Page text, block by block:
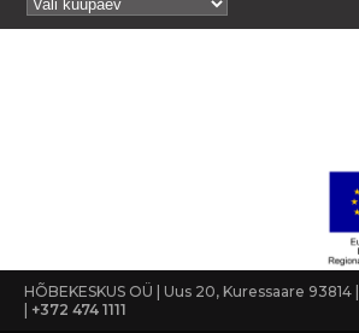
HÕBEKESKUS OÜ | Uus 20, Kuressaare 93814 |
| +372 474 1111